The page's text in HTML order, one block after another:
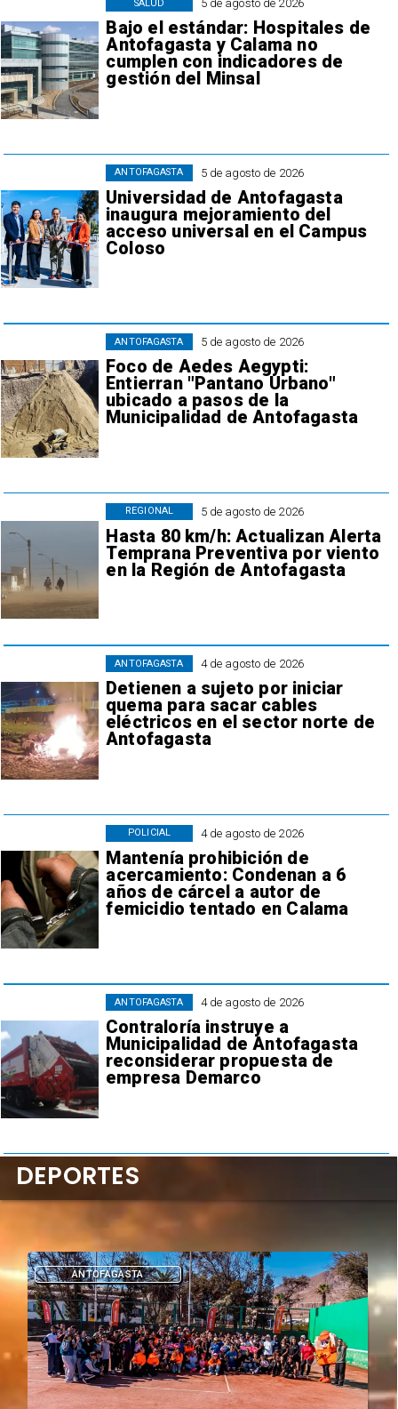
5 de agosto de 2026
Bajo el estándar: Hospitales de
Antofagasta y Calama no
cumplen con indicadores de
gestión del Minsal
SALUD
5 de agosto de 2026
Universidad de Antofagasta
inaugura mejoramiento del
acceso universal en el Campus
Coloso
ANTOFAGASTA
5 de agosto de 2026
Foco de Aedes Aegypti:
Entierran "Pantano Urbano"
ubicado a pasos de la
Municipalidad de Antofagasta
ANTOFAGASTA
5 de agosto de 2026
Hasta 80 km/h: Actualizan Alerta
Temprana Preventiva por viento
en la Región de Antofagasta
REGIONAL
4 de agosto de 2026
Detienen a sujeto por iniciar
quema para sacar cables
eléctricos en el sector norte de
Antofagasta
ANTOFAGASTA
4 de agosto de 2026
Mantenía prohibición de
acercamiento: Condenan a 6
años de cárcel a autor de
femicidio tentado en Calama
POLICIAL
4 de agosto de 2026
Contraloría instruye a
Municipalidad de Antofagasta
reconsiderar propuesta de
empresa Demarco
ANTOFAGASTA
ANTOFAGASTA
DEPORTES